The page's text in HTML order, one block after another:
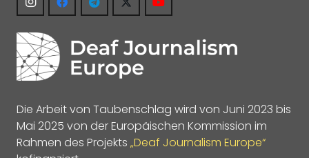
Die Arbeit von Taubenschlag wird von Juni 2023 bis
Mai 2025 von der Europäischen Kommission im
Rahmen des Projekts „Deaf Journalism Europe“